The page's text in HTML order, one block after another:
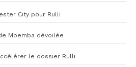
City pour Rulli
Mbemba dévoilée
le dossier Rulli